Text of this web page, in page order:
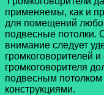
применяемы, как и
для помещений
подвесные потолки.
внимание следует
громкоговорителей
громкоговорителя
подвесным
конструкциями.